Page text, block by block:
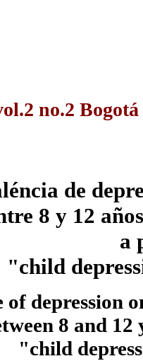
no.2
de
8 y 12
a
"child
of depression
8 and
"child